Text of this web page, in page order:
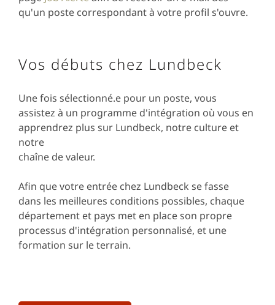
qu'un poste correspondant à votre profil s'ouvre.
Vos débuts chez Lundbeck
Une fois sélectionné.e pour un poste, vous
assistez à un programme d'intégration où vous en
apprendrez plus sur Lundbeck, notre culture et
notre
chaîne de valeur.
Afin que votre entrée chez Lundbeck se fasse
dans les meilleures conditions possibles, chaque
département et pays met en place son propre
processus d'intégration personnalisé, et une
formation sur le terrain.